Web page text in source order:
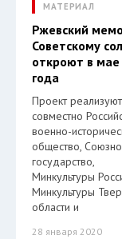
МАТЕРИАЛ
Ржевский
Советскому
откроют в
года
Проект реализуют
совместно
военно-
общество,
государство,
Минкультуры
Минкультуры
области и
28 января 2020